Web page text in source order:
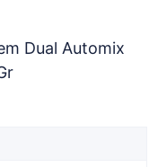
Dual Automix